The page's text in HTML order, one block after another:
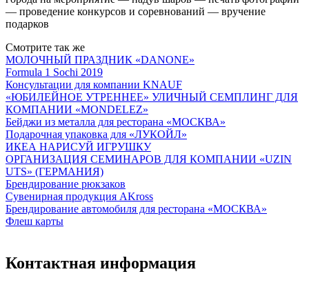
— проведение конкурсов и соревнований — вручение
подарков
Смотрите так же
МОЛОЧНЫЙ ПРАЗДНИК «DANONE»
Formula 1 Sochi 2019
Консультации для компании KNAUF
«ЮБИЛЕЙНОЕ УТРЕННЕЕ» УЛИЧНЫЙ СЕМПЛИНГ ДЛЯ
КОМПАНИИ «MONDELEZ»
Бейджи из металла для ресторана «МОСКВА»
Подарочная упаковка для «ЛУКОЙЛ»
ИКЕА НАРИСУЙ ИГРУШКУ
ОРГАНИЗАЦИЯ СЕМИНАРОВ ДЛЯ КОМПАНИИ «UZIN
UTS» (ГЕРМАНИЯ)
Брендирование рюкзаков
Сувенирная продукция AKross
Брендирование автомобиля для ресторана «МОСКВА»
Флеш карты
Контактная информация